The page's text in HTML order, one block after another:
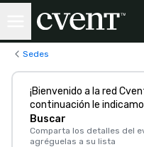
Sedes
¡Bienvenido a la red
continuación le
Buscar
Comparta los detalles del
agréguelas a su lista